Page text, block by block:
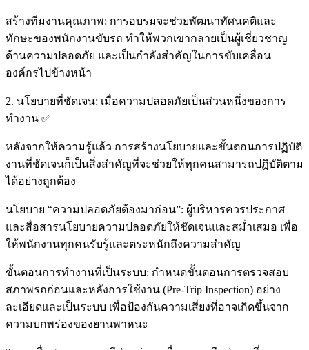
สร้างทีมงานคุณภาพ: การอบรมจะช่วยพัฒนาทัศนคติและ
ทักษะของพนักงานขับรถ ทำให้พวกเขากลายเป็นผู้เชี่ยวชาญ
ด้านความปลอดภัย และเป็นกำลังสำคัญในการขับเคลื่อน
องค์กรไปข้างหน้า
2. นโยบายที่ชัดเจน: เมื่อความปลอดภัยเป็นส่วนหนึ่งของการ
ทำงาน ✅
หลังจากให้ความรู้แล้ว การสร้างนโยบายและขั้นตอนการปฏิบัติ
งานที่ชัดเจนก็เป็นสิ่งสำคัญที่จะช่วยให้ทุกคนสามารถปฏิบัติตาม
ได้อย่างถูกต้อง
นโยบาย “ความปลอดภัยต้องมาก่อน”: ผู้บริหารควรประกาศ
และสื่อสารนโยบายความปลอดภัยให้ชัดเจนและสม่ำเสมอ เพื่อ
ให้พนักงานทุกคนรับรู้และตระหนักถึงความสำคัญ
ขั้นตอนการทำงานที่เป็นระบบ: กำหนดขั้นตอนการตรวจสอบ
สภาพรถก่อนและหลังการใช้งาน (Pre-Trip Inspection) อย่าง
ละเอียดและเป็นระบบ เพื่อป้องกันความเสี่ยงที่อาจเกิดขึ้นจาก
ความบกพร่องของยานพาหนะ